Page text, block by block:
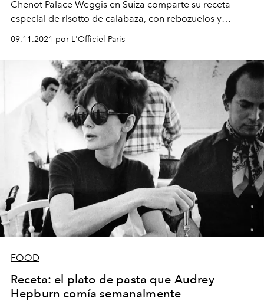
Chenot Palace Weggis en Suiza comparte su receta
especial de risotto de calabaza, con rebozuelos y
09.11.2021 por L'Officiel Paris
FOOD
Receta: el plato de pasta que Audrey
Hepburn comía semanalmente